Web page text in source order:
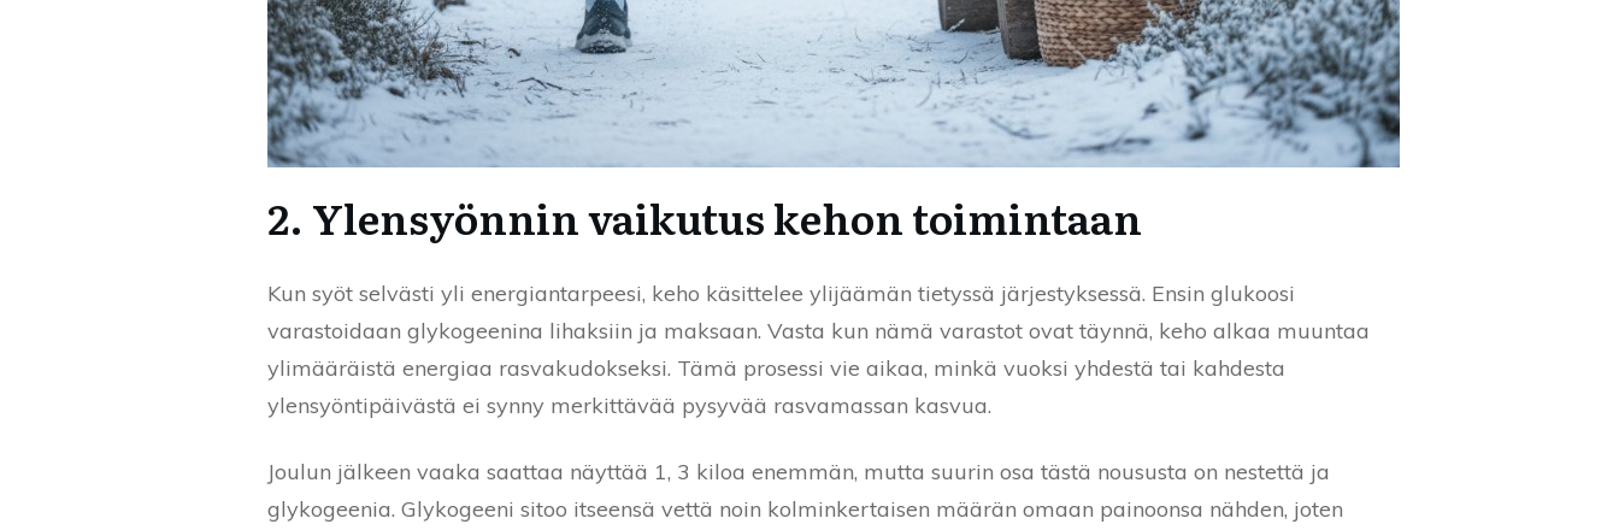
2. Ylensyönnin vaikutus kehon toimintaan
Kun syöt selvästi yli energiantarpeesi, keho käsittelee ylijäämän tietyssä järjestyksessä. Ensin glukoosi
varastoidaan glykogeenina lihaksiin ja maksaan. Vasta kun nämä varastot ovat täynnä, keho alkaa muuntaa
ylimääräistä energiaa rasvakudokseksi. Tämä prosessi vie aikaa, minkä vuoksi yhdestä tai kahdesta
ylensyöntipäivästä ei synny merkittävää pysyvää rasvamassan kasvua.
Joulun jälkeen vaaka saattaa näyttää 1, 3 kiloa enemmän, mutta suurin osa tästä noususta on nestettä ja
glykogeenia. Glykogeeni sitoo itseensä vettä noin kolminkertaisen määrän omaan painoonsa nähden, joten